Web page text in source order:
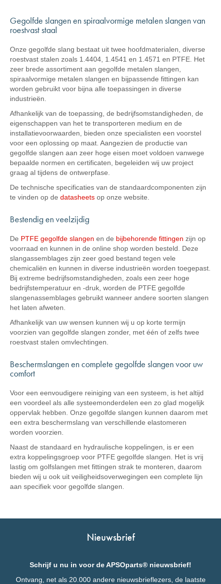
Gegolfde slangen en spiraalvormige metalen slangen van
roestvast staal
Onze gegolfde slang bestaat uit twee hoofdmaterialen, diverse
roestvast stalen zoals 1.4404, 1.4541 en 1.4571 en PTFE. Het
zeer brede assortiment aan gegolfde metalen slangen,
spiraalvormige metalen slangen en bijpassende fittingen kan
worden gebruikt voor bijna alle toepassingen in diverse
industrieën.
Afhankelijk van de toepassing, de bedrijfsomstandigheden, de
eigenschappen van het te transporteren medium en de
installatievoorwaarden, bieden onze specialisten een voorstel
voor een oplossing op maat. Aangezien de productie van
gegolfde slangen aan zeer hoge eisen moet voldoen vanwege
bepaalde normen en certificaten, begeleiden wij uw project
graag al tijdens de ontwerpfase.
De technische specificaties van de standaardcomponenten zijn
te vinden op de datasheets op onze website.
Bestendig en veelzijdig
De PTFE gegolfde slangen en de bijbehorende fittingen zijn op
voorraad en kunnen in de online shop worden besteld. Deze
slangassemblages zijn zeer goed bestand tegen vele
chemicaliën en kunnen in diverse industrieën worden toegepast.
Bij extreme bedrijfsomstandigheden, zoals een zeer hoge
bedrijfstemperatuur en -druk, worden de PTFE gegolfde
slangenassemblages gebruikt wanneer andere soorten slangen
het laten afweten.
Afhankelijk van uw wensen kunnen wij u op korte termijn
voorzien van gegolfde slangen zonder, met één of zelfs twee
roestvast stalen omvlechtingen.
Beschermslangen en complete gegolfde slangen voor uw
comfort
Voor een eenvoudigere reiniging van een systeem, is het altijd
een voordeel als alle systeemonderdelen een zo glad mogelijk
oppervlak hebben. Onze gegolfde slangen kunnen daarom met
een extra beschermslang van verschillende elastomeren
worden voorzien.
Naast de standaard en hydraulische koppelingen, is er een
extra koppelingsgroep voor PTFE gegolfde slangen. Het is vrij
lastig om golfslangen met fittingen strak te monteren, daarom
bieden wij u ook uit veiligheidsoverwegingen een complete lijn
aan specifiek voor gegolfde slangen.
Nieuwsbrief
Schrijf u nu in voor de APSOparts® nieuwsbrief!
Ontvang, net als 20.000 andere nieuwsbrieflezers, de laatste